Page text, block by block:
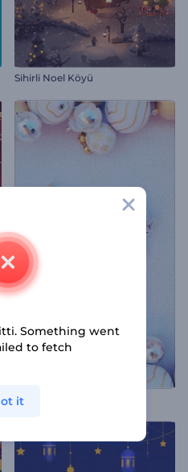
Sihirli Noel Köyü
Neşeli Noel Giriş Videosu
Something went
to fetch
it